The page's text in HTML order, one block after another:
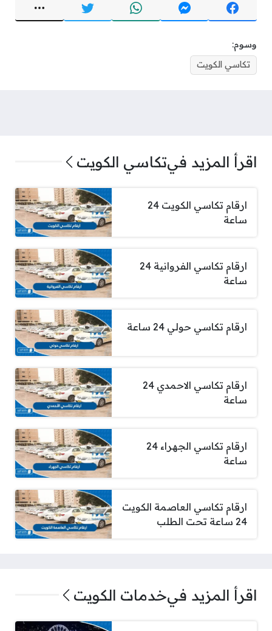
وسوم:
تكاسي الكويت
اقرأ المزيد فيتكاسي الكويت
ارقام تكاسي الكويت 24
ساعة
ارقام تكاسي الفروانية 24
ساعة
ارقام تكاسي حولي 24 ساعة
ارقام تكاسي الاحمدي 24
ساعة
ارقام تكاسي الجهراء 24
ساعة
ارقام تكاسي العاصمة الكويت
24 ساعة تحت الطلب
اقرأ المزيد فيخدمات الكويت